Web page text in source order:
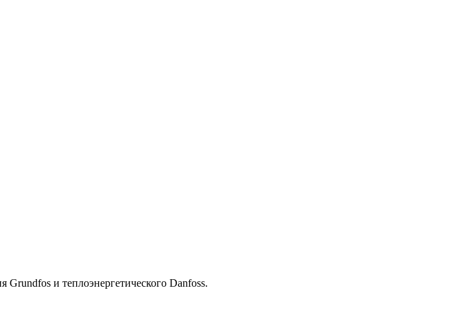
Grundfos и теплоэнергетического Danfoss.